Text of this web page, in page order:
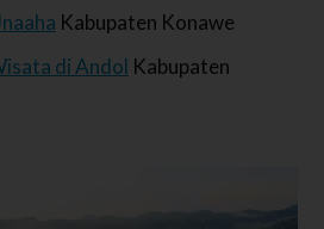
Kabupaten Konawe
di Andol Kabupaten